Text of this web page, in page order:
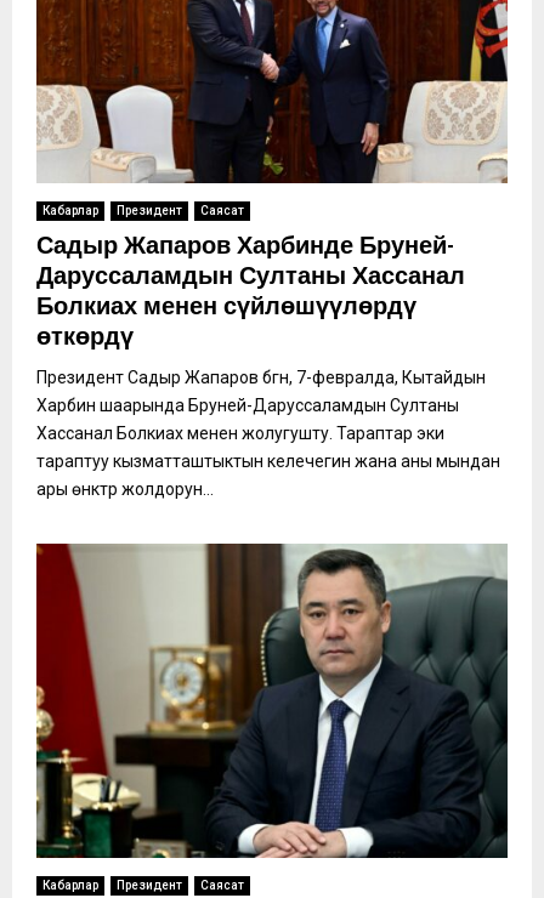
Кабарлар Президент Саясат
Садыр Жапаров Харбинде Бруней-
Даруссаламдын Султаны Хассанал
Болкиах менен сүйлөшүүлөрдү
өткөрдү
Президент Садыр Жапаров бүгүн, 7-февралда, Кытайдын
Харбин шаарында Бруней-Даруссаламдын Султаны
Хассанал Болкиах менен жолугушту. Тараптар эки
тараптуу кызматташтыктын келечегин жана аны мындан
ары өнүктүрүү жолдорун...
Кабарлар Президент Саясат